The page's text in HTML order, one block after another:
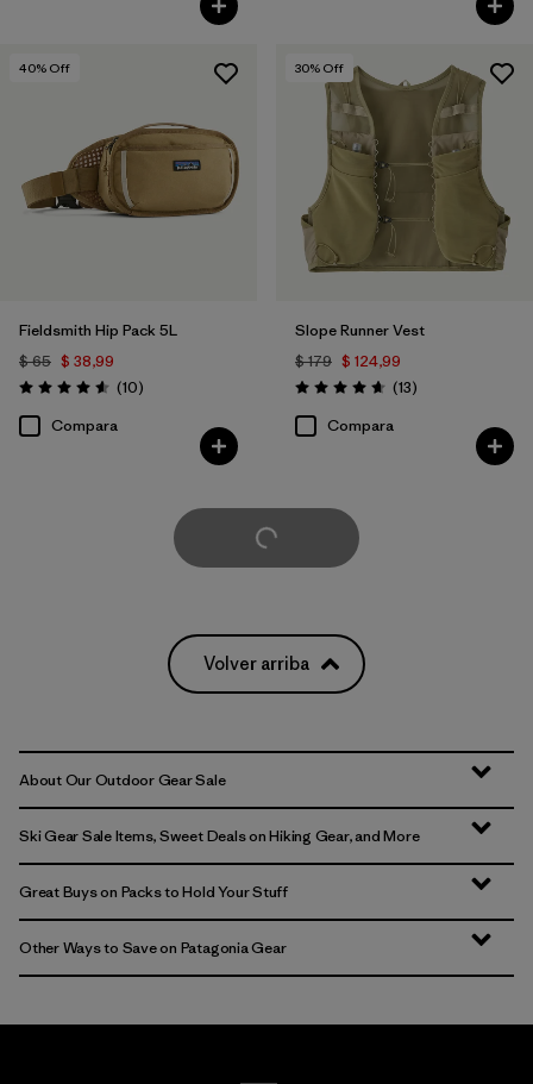
40% Off
Fieldsmith Hip Pack 5L
$ 65 $ 38,99
Valoración: 4.6 / 5
(10Comentarios
)
Compara
30% Off
Slope Runner Vest
$ 179 $ 124,99
Valoración: 4.7 / 5
(13Comentarios
)
Compara
Cargar Más
Volver arriba
About Our Outdoor Gear Sale
Ski Gear Sale Items, Sweet Deals on Hiking Gear, and More
Great Buys on Packs to Hold Your Stuff
Other Ways to Save on Patagonia Gear